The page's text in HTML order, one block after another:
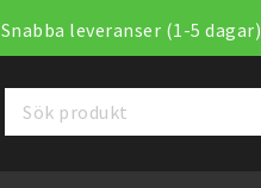
Snabba leveranser (1-5 dagar)